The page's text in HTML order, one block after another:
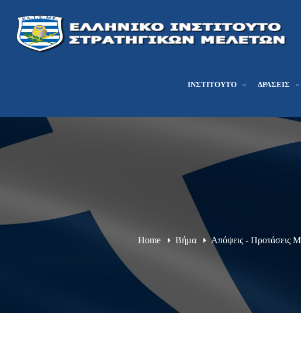
ΙΝΣΤΙΤΟΎΤΟ ΔΡΆΣΕΙΣ
Home Βήμα Απόψεις - Προτάσεις